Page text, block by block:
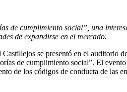
de cumplimiento social”, una
de expandirse en el mercado.
se presentó en el auditorio
de cumplimiento social”. El
de los códigos de conducta de las